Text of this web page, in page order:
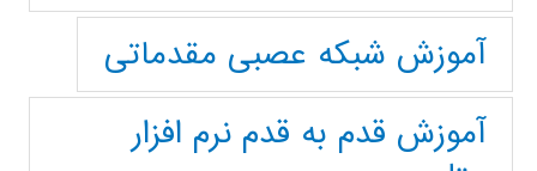
آموزش شبکه عصبی مقدماتی
آموزش قدم به قدم نرم افزار